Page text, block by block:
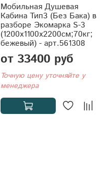
Мобильная Душевая
Кабина Тип3 (Без Бака) в
разборе Экомарка S-3
(1200x1100x2200см;70кг;
бежевый) - арт.561308
от 33400 руб
Точную цену уточняйте у
менеджера